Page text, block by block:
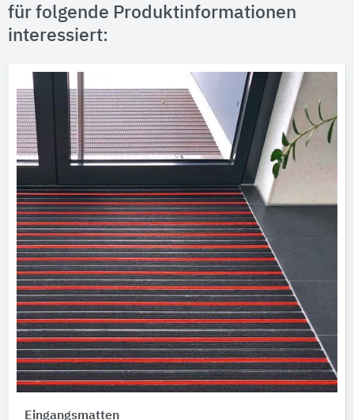
für folgende Produktinformationen
interessiert:
Eingangsmatten